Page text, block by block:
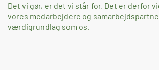
Det vi gør, er det vi står for. Det er derfor
vores medarbejdere og
værdigrundlag som os.